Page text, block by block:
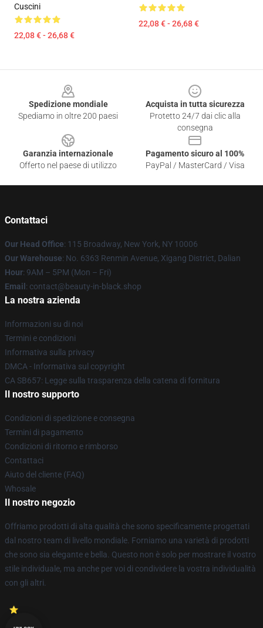
Cuscini
22,08 € - 26,68 €
22,08 € - 26,68 €
Spedizione mondiale
Spediamo in oltre 200 paesi
Acquista in tutta sicurezza
Protetto 24/7 dai clic alla
consegna
Garanzia internazionale
Offerto nel paese di utilizzo
Pagamento sicuro al 100%
PayPal / MasterCard / Visa
Contattaci
Our Head Office: 115 Broadway, New York, NY 10006
Our Warehouse: No. 6363 Renmin Avenue, Xigang District, Dalian
Hour: 9AM – 5PM (Mon – Fri)
Email : contact@beauty-in-black.shop
La nostra azienda
Informazioni su di noi
Termini e condizioni
Informativa sulla privacy
DMCA - Informativa sul copyright
CA SB657: Legge sulla trasparenza della catena di fornitura
Il nostro supporto
Condizioni di spedizione e consegna
Termini di pagamento
Condizioni di ritorno e rimborso
Contattaci
Aiuto del cliente (FAQ)
Whosale
Il nostro negozio
Offriamo prodotti di alta qualità che sono specificamente progettati
dal nostro team di livello mondiale. Forniamo una varietà di prodotti
che sono sia elegante e bella. Questo non è solo per mostrare il vostro
stile individuale, ma anche per voi di condividere la vostra individualità
con gli altri.